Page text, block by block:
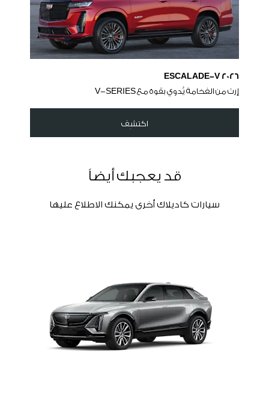
2026 ESCALADE-V
إرث من الفخامة يُدوي بقوة مع V-SERIES
اكتشِف
قد يعجبك أيضاً
سيارات كاديلاك أخرى يمكنك الاطلاع عليها